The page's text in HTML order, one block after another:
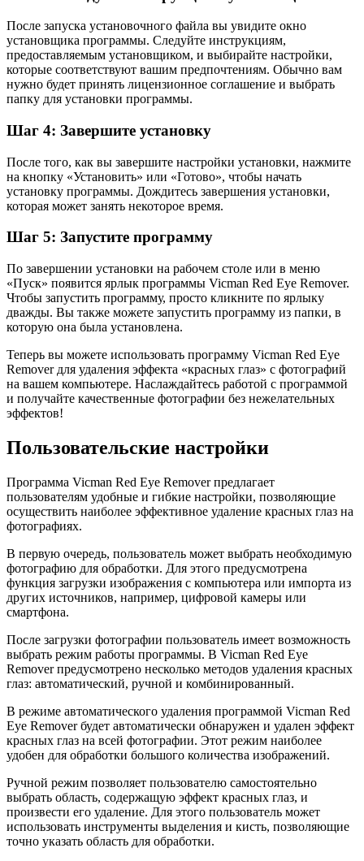
После запуска установочного файла вы увидите окно
установщика программы. Следуйте инструкциям,
предоставляемым установщиком, и выбирайте настройки,
которые соответствуют вашим предпочтениям. Обычно вам
нужно будет принять лицензионное соглашение и выбрать
папку для установки программы.
Шаг 4: Завершите установку
После того, как вы завершите настройки установки, нажмите
на кнопку «Установить» или «Готово», чтобы начать
установку программы. Дождитесь завершения установки,
которая может занять некоторое время.
Шаг 5: Запустите программу
По завершении установки на рабочем столе или в меню
«Пуск» появится ярлык программы Vicman Red Eye Remover.
Чтобы запустить программу, просто кликните по ярлыку
дважды. Вы также можете запустить программу из папки, в
которую она была установлена.
Теперь вы можете использовать программу Vicman Red Eye
Remover для удаления эффекта «красных глаз» с фотографий
на вашем компьютере. Наслаждайтесь работой с программой
и получайте качественные фотографии без нежелательных
эффектов!
Пользовательские настройки
Программа Vicman Red Eye Remover предлагает
пользователям удобные и гибкие настройки, позволяющие
осуществить наиболее эффективное удаление красных глаз на
фотографиях.
В первую очередь, пользователь может выбрать необходимую
фотографию для обработки. Для этого предусмотрена
функция загрузки изображения с компьютера или импорта из
других источников, например, цифровой камеры или
смартфона.
После загрузки фотографии пользователь имеет возможность
выбрать режим работы программы. В Vicman Red Eye
Remover предусмотрено несколько методов удаления красных
глаз: автоматический, ручной и комбинированный.
В режиме автоматического удаления программой Vicman Red
Eye Remover будет автоматически обнаружен и удален эффект
красных глаз на всей фотографии. Этот режим наиболее
удобен для обработки большого количества изображений.
Ручной режим позволяет пользователю самостоятельно
выбрать область, содержащую эффект красных глаз, и
произвести его удаление. Для этого пользователь может
использовать инструменты выделения и кисть, позволяющие
точно указать область для обработки.